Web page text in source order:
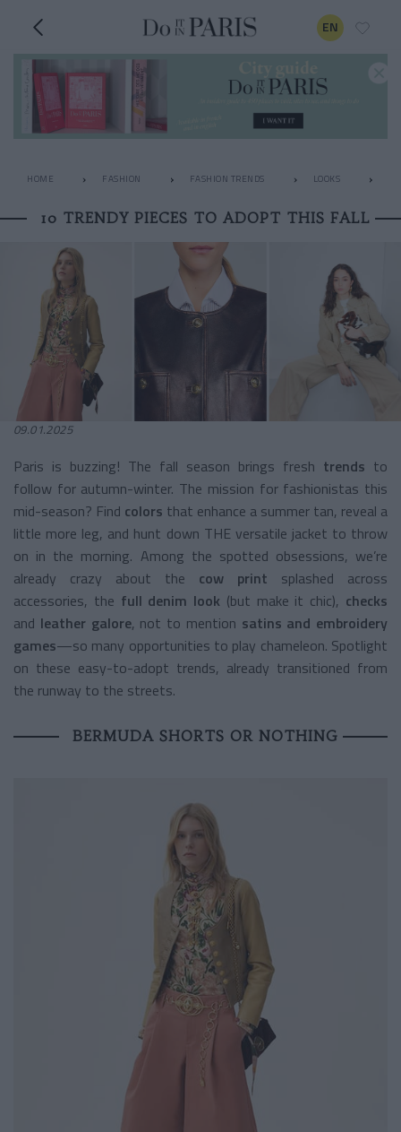
EN
HOME FASHION FASHION TRENDS LOOKS
10 TRENDY PIECES TO ADOPT THIS FALL
09.01.2025
Paris is buzzing! The fall season brings fresh trends to
follow for autumn-winter. The mission for fashionistas this
mid-season? Find colors that enhance a summer tan, reveal a
little more leg, and hunt down THE versatile jacket to throw
on in the morning. Among the spotted obsessions, we’re
already crazy about the cow print splashed across
accessories, the full denim look (but make it chic), checks
and leather galore, not to mention satins and embroidery
games—so many opportunities to play chameleon. Spotlight
on these easy-to-adopt trends, already transitioned from
the runway to the streets.
BERMUDA SHORTS OR NOTHING